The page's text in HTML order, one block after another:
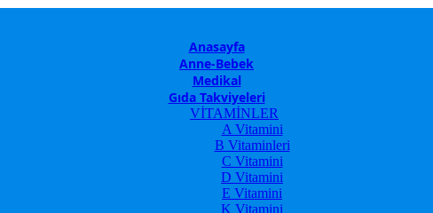
Anasayfa
Anne-Bebek
Medikal
Gıda Takviyeleri
VİTAMİNLER
A Vitamini
B Vitaminleri
C Vitamini
D Vitamini
E Vitamini
K Vitamini